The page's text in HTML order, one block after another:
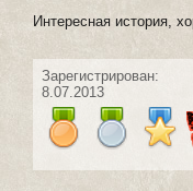
Интересная история,
Зарегистрирован:
8.07.2013